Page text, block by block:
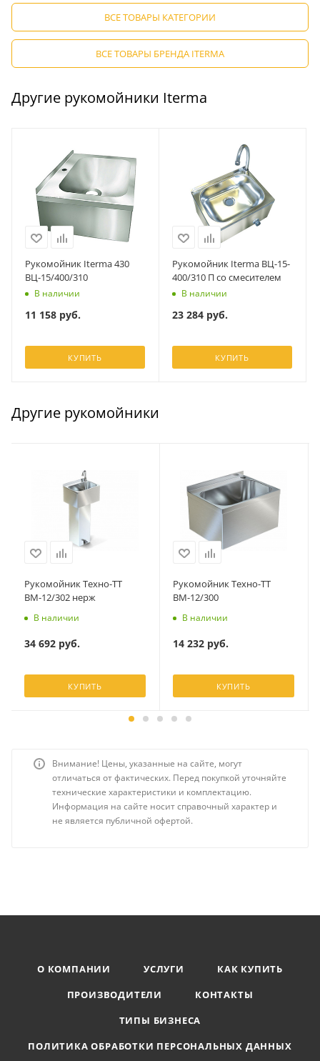
ВСЕ ТОВАРЫ КАТЕГОРИИ
ВСЕ ТОВАРЫ БРЕНДА ITERMA
Другие рукомойники Iterma
Рукомойник Iterma 430
ВЦ-15/400/310
В наличии
11 158 руб.
КУПИТЬ
Рукомойник Iterma ВЦ-15-
400/310 П со смесителем
В наличии
23 284 руб.
КУПИТЬ
Другие рукомойники
Рукомойник Техно-ТТ
ВМ-12/302 нерж
В наличии
34 692руб.
КУПИТЬ
Рукомойник Техно-ТТ
ВМ-12/300
В наличии
14 232руб.
КУПИТЬ
Внимание! Цены, указанные на сайте, могут
отличаться от фактических. Перед покупкой уточняйте
технические характеристики и комплектацию.
Информация на сайте носит справочный характер и
не является публичной офертой.
О КОМПАНИИ УСЛУГИ
КАК КУПИТЬ
ПРОИЗВОДИТЕЛИ
КОНТАКТЫ
ТИПЫ БИЗНЕСА
ПОЛИТИКА ОБРАБОТКИ ПЕРСОНАЛЬНЫХ ДАННЫХ